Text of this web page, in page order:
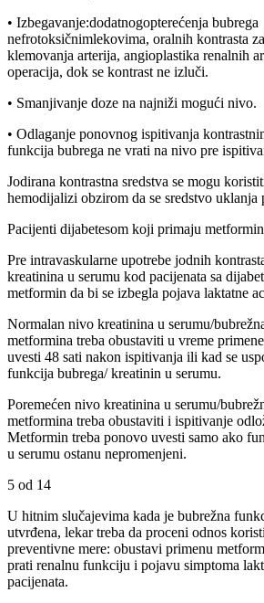
• Izbegavanje:dodatnogopterećenja bubrega
nefrotoksičnimlekovima, oralnih kontrasta
klemovanja arterija, angioplastika renalnih
operacija, dok se kontrast ne izluči.
• Smanjivanje doze na najniži mogući nivo.
• Odlaganje ponovnog ispitivanja
funkcija bubrega ne vrati na nivo pre
Jodirana kontrastna sredstva se mogu
hemodijalizi obzirom da se sredstvo uklanja
Pacijenti dijabetesom koji primaju metformin
Pre intravaskularne upotrebe jodnih
kreatinina u serumu kod pacijenata sa
metformin da bi se izbegla pojava laktatne
Normalan nivo kreatinina u serumu/
metformina treba obustaviti u vreme
uvesti 48 sati nakon ispitivanja ili kad se
funkcija bubrega/ kreatinin u serumu.
Poremećen nivo kreatinina u serumu/
metformina treba obustaviti i ispitivanje
Metformin treba ponovo uvesti samo ako
u serumu ostanu nepromenjeni.
5 od 14
U hitnim slučajevima kada je bubrežna
utvrđena, lekar treba da proceni odnos
preventivne mere: obustavi primenu
prati renalnu funkciju i pojavu simptoma
pacijenata.